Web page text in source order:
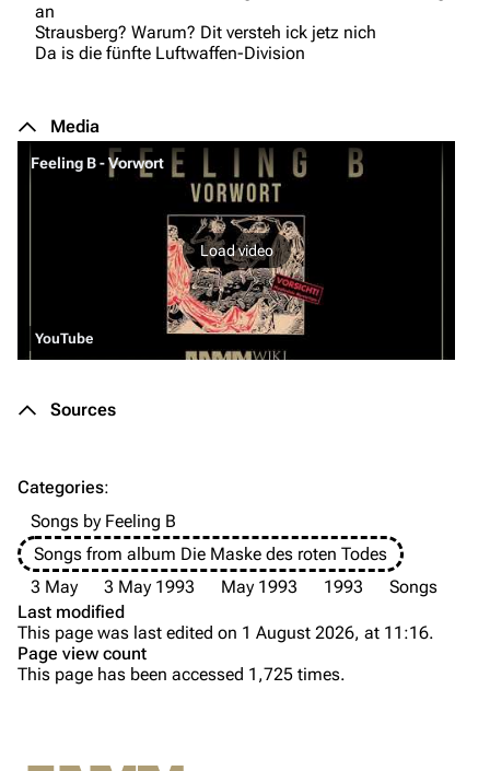
Contact
Tour dates
Merchandise
Information
Discography
Discography
Videography
Song list
Tour dates
Merchandise
Information
Videography
Song list
Tour dates
Merchandise
Song list
Members
Purge
an
Strausberg? Warum? Dit versteh ick jetz nich
Da is die fünfte Luftwaffen-Division
Media
Feeling B - Vorwort
Load video
YouTube
Sources
Categories:
Songs by Feeling B
Songs from album Die Maske des roten Todes
3 May
3 May 1993 May 1993 1993
Songs
Last modified
This page was last edited on 1 August 2026, at 11:16.
Page view count
This page has been accessed 1,725 times.